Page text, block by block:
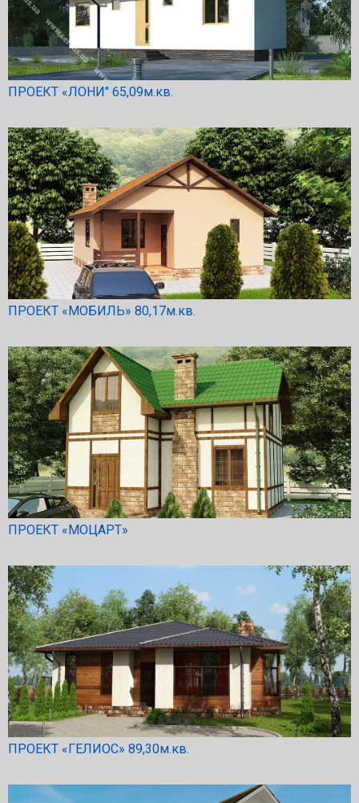
ПРОЕКТ «ЛОНИ″ 65,09м.кв.
ПРОЕКТ «МОБИЛЬ» 80,17м.кв.
ПРОЕКТ «МОЦАРТ»
ПРОЕКТ «ГЕЛИОС» 89,30м.кв.